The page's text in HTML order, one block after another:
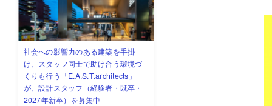
古民家を軸に全国で“価値循環の仕組
み”を作り、リモートワーク主体の働
き方を実践する「株式会社つぎと」
が、設計スタッフ（経験者・既卒）
を募集中
リノベる株式会社が、設計パートナ
ー (業務委託) を募集中
社会への影響力のある建築を手掛
け、スタッフ同士で助け合う環境づ
くりも行う「E.A.S.T.architects」
が、設計スタッフ（経験者・既卒・
2027年新卒）を募集中
代官山を拠点に活動する「梅澤竜也 /
ALA INC.」が、設計スタッフ・アル
バイト・事務職を募集中
住宅や共同住宅などを手掛け、“合理
的でシンプルなデザイン”を志向する
「PANDA：山本浩三建築設計事務
所」が、設計スタッフ（経験者・既
卒・2027年新卒）を募集中